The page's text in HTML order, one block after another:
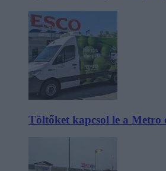
Töltőket kapcsol le a Metro